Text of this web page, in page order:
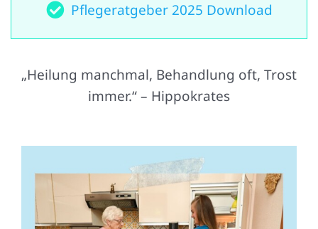
Pflegeratgeber 2025 Download
„Heilung manchmal, Behandlung oft, Trost
immer.“ – Hippokrates